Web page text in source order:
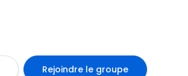
Rejoindre le groupe